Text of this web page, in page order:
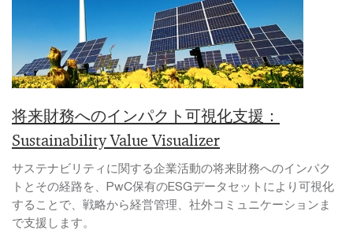
将来財務へのインパクト可視化支援：
Sustainability Value Visualizer
サステナビリティに関する企業活動の将来財務へのインパク
トとその経路を、PwC保有のESGデータセットにより可視化
することで、戦略から経営管理、社外コミュニケーションま
で支援します。